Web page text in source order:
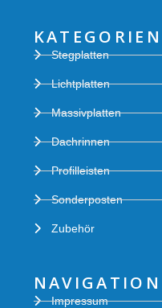
KATEGORIEN
Stegplatten
Lichtplatten
Massivplatten
Dachrinnen
Profilleisten
Sonderposten
Zubehör
NAVIGATION
Impressum